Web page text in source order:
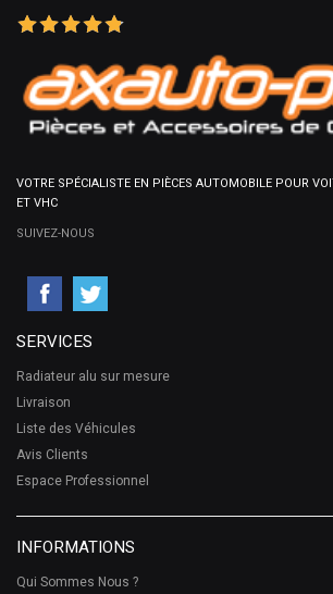
VOTRE SPÉCIALISTE EN PIÈCES AUTOMOBILE POUR
ET VHC
SUIVEZ-NOUS
SERVICES
Radiateur alu sur mesure
Livraison
Liste des Véhicules
Avis Clients
Espace Professionnel
INFORMATIONS
Qui Sommes Nous ?